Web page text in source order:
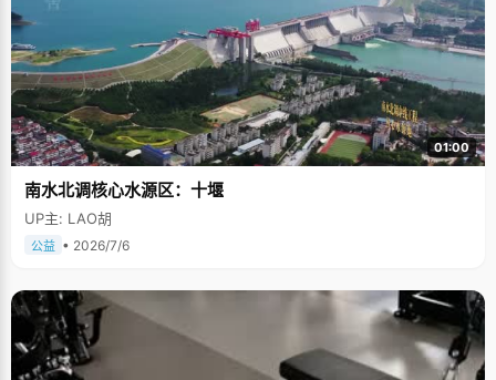
01:00
南水北调核心水源区：十堰
UP主: LAO胡
公益 • 2026/7/6